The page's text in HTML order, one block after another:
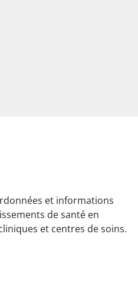
et informations
de santé en
et centres de soins.